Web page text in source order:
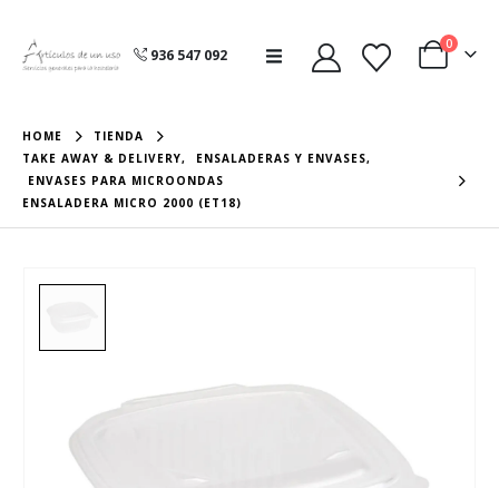
936 547 092
0
HOME
TIENDA
TAKE AWAY & DELIVERY, ENSALADERAS Y ENVASES,
ENVASES PARA MICROONDAS
ENSALADERA MICRO 2000 (ET18)